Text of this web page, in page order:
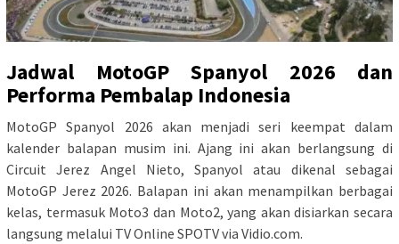
Jadwal MotoGP Spanyol 2026 dan
Performa Pembalap Indonesia
MotoGP Spanyol 2026 akan menjadi seri keempat dalam
kalender balapan musim ini. Ajang ini akan berlangsung di
Circuit Jerez Angel Nieto, Spanyol atau dikenal sebagai
MotoGP Jerez 2026. Balapan ini akan menampilkan berbagai
kelas, termasuk Moto3 dan Moto2, yang akan disiarkan secara
langsung melalui TV Online SPOTV via Vidio.com.